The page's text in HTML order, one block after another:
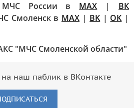
МЧС России в MAX | ВК
Смоленск в MAX | BK | OK |
"МЧС Смоленской области"
наш паблик в ВКонтакте